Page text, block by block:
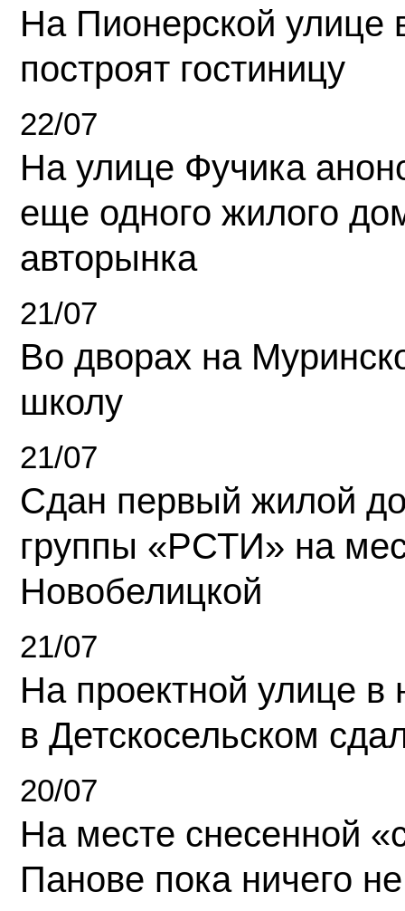
На Пионерской улице
построят гостиницу
22/07
На улице Фучика
еще одного жилого
авторынка
21/07
Во дворах на
школу
21/07
Сдан первый жилой
группы «РСТИ» на
Новобелицкой
21/07
На проектной улице
в Детскосельском
20/07
На месте снесенной
Панове пока ничего